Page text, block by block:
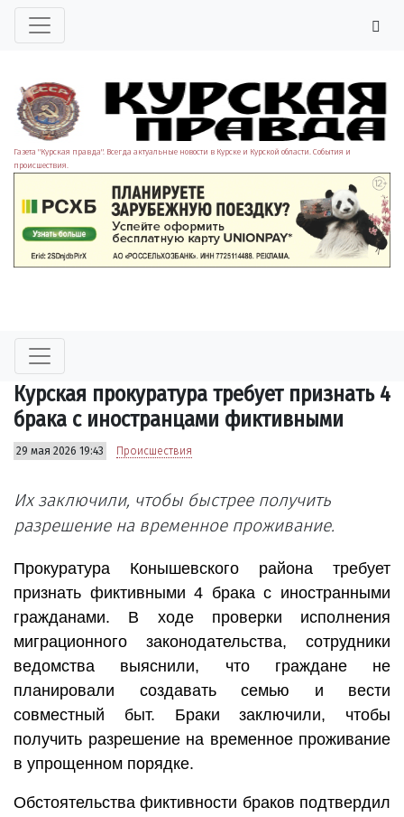
Газета "Курская правда". Всегда актуальные новости в Курске и Курской области. События и
происшествия.
Курская прокуратура требует признать 4
брака с иностранцами фиктивными
29 мая 2026 19:43 Происшествия
Их заключили, чтобы быстрее получить
разрешение на временное проживание.
Прокуратура Конышевского района требует
признать фиктивными 4 брака с иностранными
гражданами. В ходе проверки исполнения
миграционного законодательства, сотрудники
ведомства выяснили, что граждане не
планировали создавать семью и вести
совместный быт. Браки заключили, чтобы
получить разрешение на временное проживание
в упрощенном порядке.
Обстоятельства фиктивности браков подтвердил